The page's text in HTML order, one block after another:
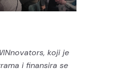
koji je
i finansira se